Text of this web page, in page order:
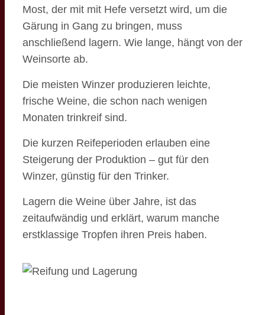
Most, der mit mit Hefe versetzt wird, um die
Gärung in Gang zu bringen, muss
anschließend lagern. Wie lange, hängt von der
Weinsorte ab.
Die meisten Winzer produzieren leichte,
frische Weine, die schon nach wenigen
Monaten trinkreif sind.
Die kurzen Reifeperioden erlauben eine
Steigerung der Produktion – gut für den
Winzer, günstig für den Trinker.
Lagern die Weine über Jahre, ist das
zeitaufwändig und erklärt, warum manche
erstklassige Tropfen ihren Preis haben.